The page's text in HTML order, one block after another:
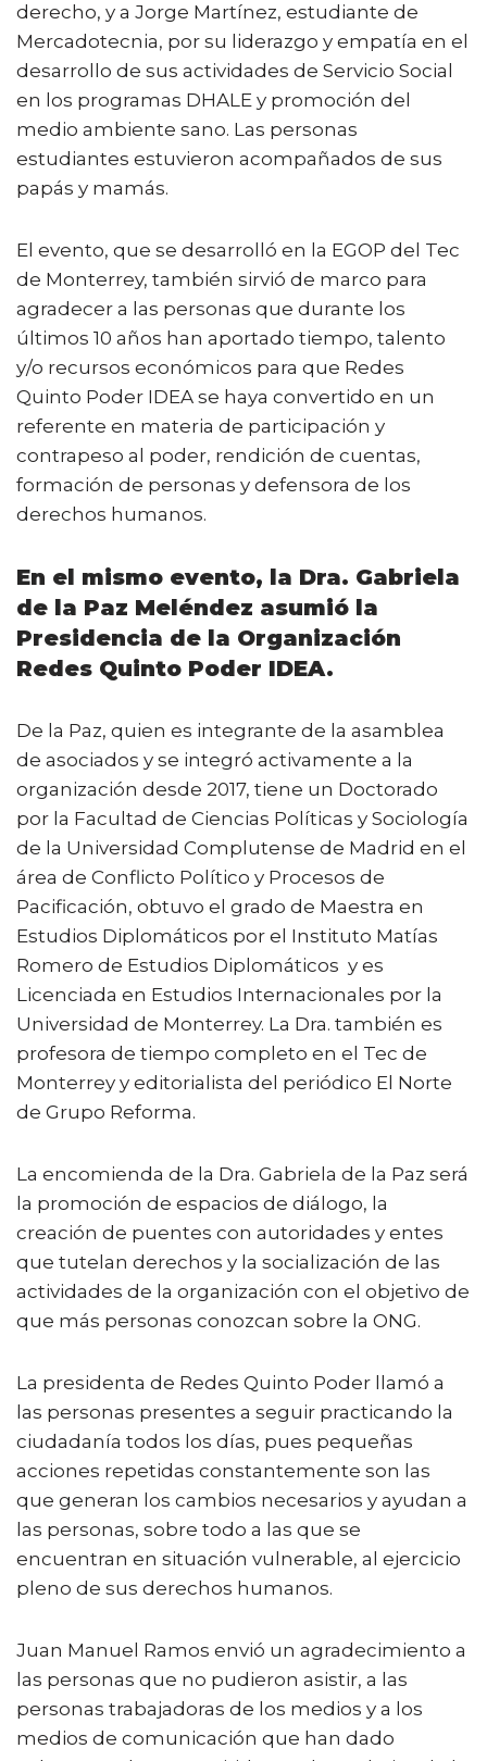
derecho, y a Jorge Martínez, estudiante de
Mercadotecnia, por su liderazgo y empatía en el
desarrollo de sus actividades de Servicio Social
en los programas DHALE y promoción del
medio ambiente sano. Las personas
estudiantes estuvieron acompañados de sus
papás y mamás.
El evento, que se desarrolló en la EGOP del Tec
de Monterrey, también sirvió de marco para
agradecer a las personas que durante los
últimos 10 años han aportado tiempo, talento
y/o recursos económicos para que Redes
Quinto Poder IDEA se haya convertido en un
referente en materia de participación y
contrapeso al poder, rendición de cuentas,
formación de personas y defensora de los
derechos humanos.
En el mismo evento, la Dra. Gabriela
de la Paz Meléndez asumió la
Presidencia de la Organización
Redes Quinto Poder IDEA.
De la Paz, quien es integrante de la asamblea
de asociados y se integró activamente a la
organización desde 2017, tiene un Doctorado
por la Facultad de Ciencias Políticas y Sociología
de la Universidad Complutense de Madrid en el
área de Conflicto Político y Procesos de
Pacificación, obtuvo el grado de Maestra en
Estudios Diplomáticos por el Instituto Matías
Romero de Estudios Diplomáticos y es
Licenciada en Estudios Internacionales por la
Universidad de Monterrey. La Dra. también es
profesora de tiempo completo en el Tec de
Monterrey y editorialista del periódico El Norte
de Grupo Reforma.
La encomienda de la Dra. Gabriela de la Paz será
la promoción de espacios de diálogo, la
creación de puentes con autoridades y entes
que tutelan derechos y la socialización de las
actividades de la organización con el objetivo de
que más personas conozcan sobre la ONG.
La presidenta de Redes Quinto Poder llamó a
las personas presentes a seguir practicando la
ciudadanía todos los días, pues pequeñas
acciones repetidas constantemente son las
que generan los cambios necesarios y ayudan a
las personas, sobre todo a las que se
encuentran en situación vulnerable, al ejercicio
pleno de sus derechos humanos.
Juan Manuel Ramos envió un agradecimiento a
las personas que no pudieron asistir, a las
personas trabajadoras de los medios y a los
medios de comunicación que han dado